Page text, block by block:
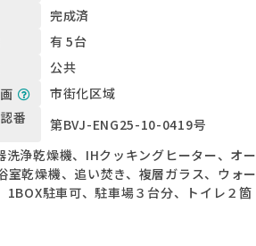
完成済
有 5台
公共
市街化区域
番
第BVJ-ENG25-10-0419号
浄乾燥機、IHクッキングヒーター、オー
乾燥機、追い焚き、複層ガラス、ウォー
駐車可、駐車場３台分、トイレ２箇